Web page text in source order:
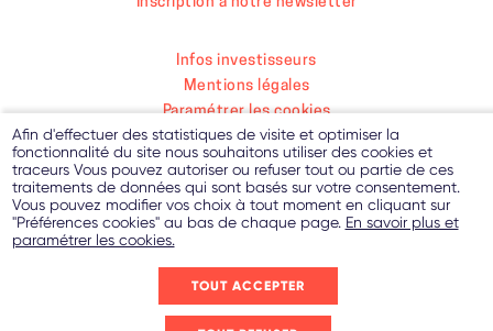
Infos investisseurs
Mentions légales
Paramétrer les cookies
Politique de protection des données personnelles
Contact
Afin d'effectuer des statistiques de visite et optimiser la
fonctionnalité du site nous souhaitons utiliser des cookies et
traceurs Vous pouvez autoriser ou refuser tout ou partie de ces
traitements de données qui sont basés sur votre consentement.
Vous pouvez modifier vos choix à tout moment en cliquant sur
"Préférences cookies" au bas de chaque page. En savoir plus et
paramétrer les cookies.
TOUT ACCEPTER